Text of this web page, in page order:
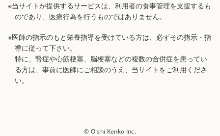
※当サイトが提供するサービスは、利用者の食事管理を支援するも
のであり、医療行為を行うものではありません。
※医師の指示のもと栄養指導を受けている方は、必ずその指示・指
導に従って下さい。
特に、腎症や心筋梗塞、脳梗塞などの複数の合併症を患ってい
る方は、事前に医師にご相談のうえ、当サイトをご利用くださ
い。
© Oishi Kenko Inc.